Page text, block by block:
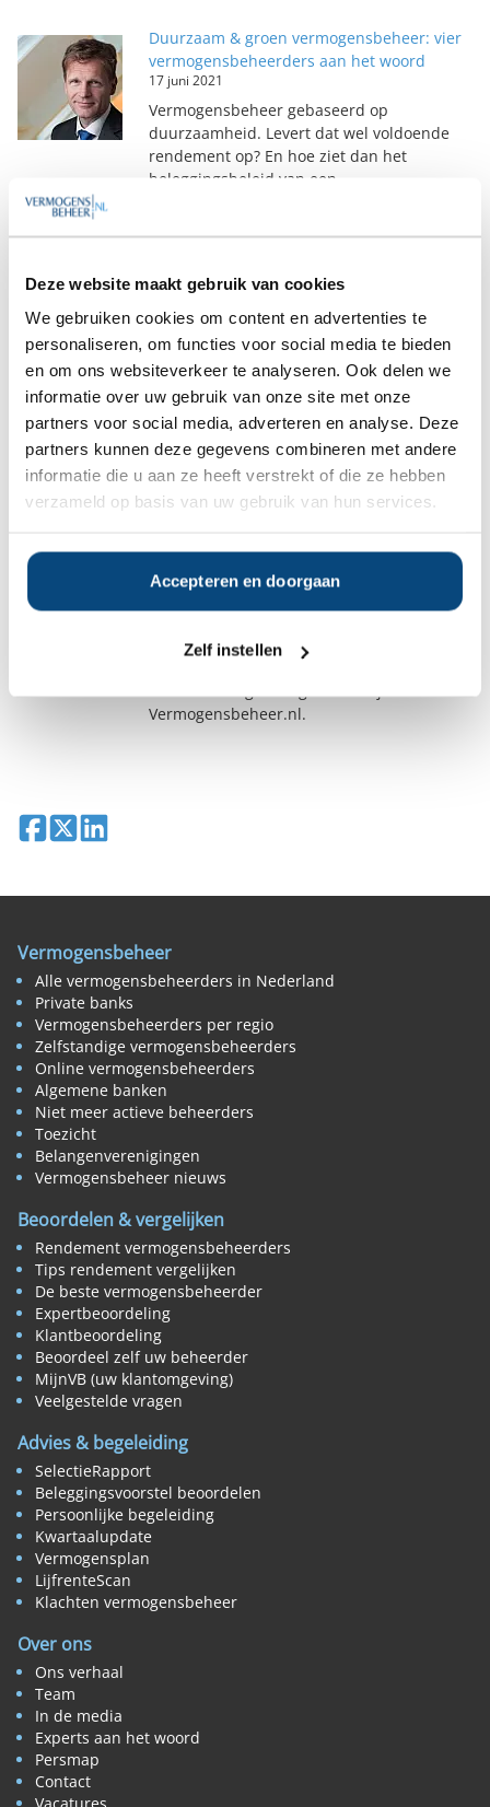
Deze website maakt gebruik van cookies
We gebruiken cookies om content en advertenties te
personaliseren, om functies voor social media te bieden
en om ons websiteverkeer te analyseren. Ook delen we
informatie over uw gebruik van onze site met onze
partners voor social media, adverteren en analyse. Deze
partners kunnen deze gegevens combineren met andere
informatie die u aan ze heeft verstrekt of die ze hebben
verzameld op basis van uw gebruik van hun services.
Accepteren en doorgaan
Zelf instellen
Duurzaam & groen vermogensbeheer: vier
vermogensbeheerders aan het woord
17 juni 2021
Vermogensbeheer gebaseerd op
duurzaamheid. Levert dat wel voldoende
rendement op? En hoe ziet dan het
beleggingsbeleid van een
daarvan zijn uitsluitend duurzaam bezig.
Alleen bij Optimix kunnen klanten ook nog
voor een ‘normale’ beleggingsportefeuille
kiezen.
Duurzaam beleggen wordt vanzelfsprekend
maar groen beleggen blijft een uiterst
rekbaar begrip
02 september 2020
De tijd dat zogenoemd duurzaam beleggen
is definitief voorbij. Inmiddels is het niet
meer weg te denken. Al is duurzaamheid
belegger weer anders te interpreteren, is
Vermogensbeheer.nl.
Deel op Facebook
Deel op XDeel op LinkedIn
Vermogensbeheer
Alle vermogensbeheerders in Nederland
Private banks
Vermogensbeheerders per regio
Zelfstandige vermogensbeheerders
Online vermogensbeheerders
Algemene banken
Niet meer actieve beheerders
Toezicht
Belangenverenigingen
Vermogensbeheer nieuws
Beoordelen & vergelijken
Rendement vermogensbeheerders
Tips rendement vergelijken
De beste vermogensbeheerder
Expertbeoordeling
Klantbeoordeling
Beoordeel zelf uw beheerder
MijnVB (uw klantomgeving)
Veelgestelde vragen
Advies & begeleiding
SelectieRapport
Beleggingsvoorstel beoordelen
Persoonlijke begeleiding
Kwartaalupdate
Vermogensplan
LijfrenteScan
Klachten vermogensbeheer
Over ons
Ons verhaal
Team
In de media
Experts aan het woord
Persmap
Contact